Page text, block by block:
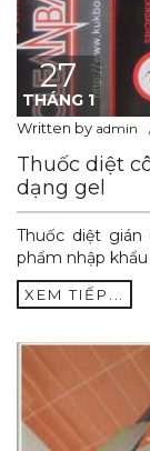
27
THÁNG 1
Written by admin
Thuốc diệt
dạng gel
Thuốc diệt gián
phẩm nhập
XEM TIẾP...